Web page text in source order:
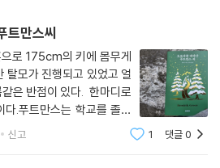
트만스씨
로 175cm의 키에 몸무게
모가 진행되고 있었고 얼
은 반점이 있다. 한마디로
.푸트만스는 학교를 졸업
. 가족이라곤 다발경화증을
신고 1 댓글0